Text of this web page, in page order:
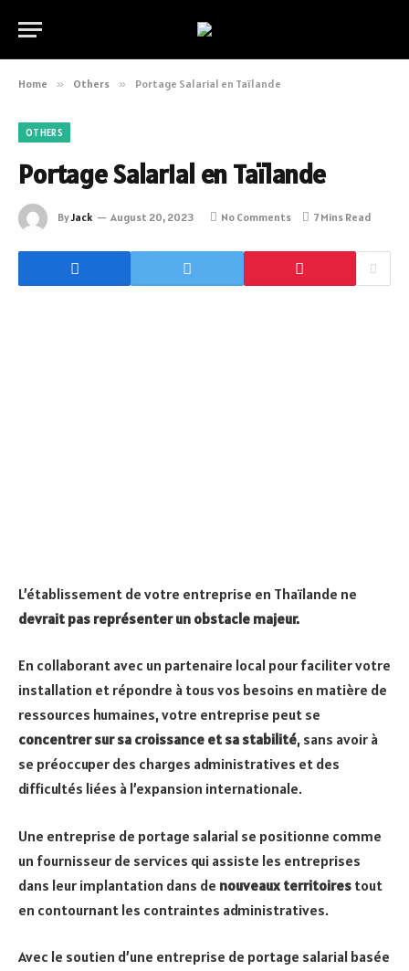
Home » Others » Portage Salarial en Taïlande
OTHERS
Portage Salarial en Taïlande
ByJack August 20, 2023 No Comments 7 Mins Read
L’établissement de votre entreprise en Thaïlande ne
devrait pas représenter un obstacle majeur.
En collaborant avec un partenaire local pour faciliter votre
installation et répondre à tous vos besoins en matière de
ressources humaines, votre entreprise peut se
concentrer sur sa croissance et sa stabilité, sans avoir à
se préoccuper des charges administratives et des
difficultés liées à l’expansion internationale.
Une entreprise de portage salarial se positionne comme
un fournisseur de services qui assiste les entreprises
dans leur implantation dans de nouveaux territoires tout
en contournant les contraintes administratives.
Avec le soutien d’une entreprise de portage salarial basée